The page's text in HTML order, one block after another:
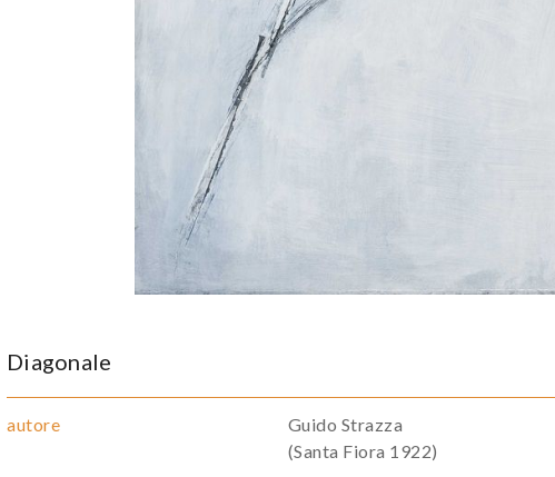
Diagonale
autore
Guido Strazza
(Santa Fiora 1922)